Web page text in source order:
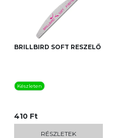
BRILLBIRD SOFT RESZELŐ
Készleten
410 Ft
RÉSZLETEK